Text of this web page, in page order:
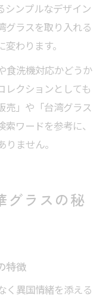
シンプルなデザイン
グラスを取り入れる
わります。
食洗機対応かどうか
レクションとしても
売」や「台湾グラス
ワードを参考に、
ません。
グラスの秘
特徴
く異国情緒を添える